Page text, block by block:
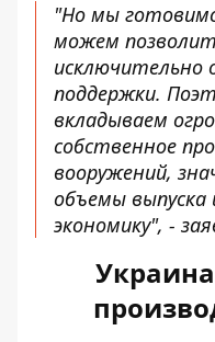
"Но мы
можем
исключительно
поддержки.
вкладываем
собственное
вооружений,
объемы
экономику", -